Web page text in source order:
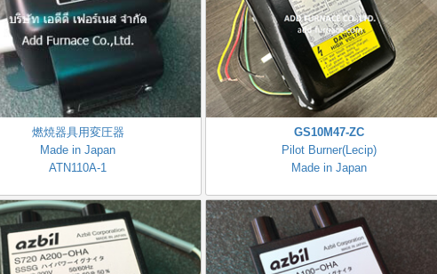
燃焼器具用変圧器
Made in Japan
ATN110A-1
GS10M47-ZC
Pilot Burner(Lecip)
Made in Japan